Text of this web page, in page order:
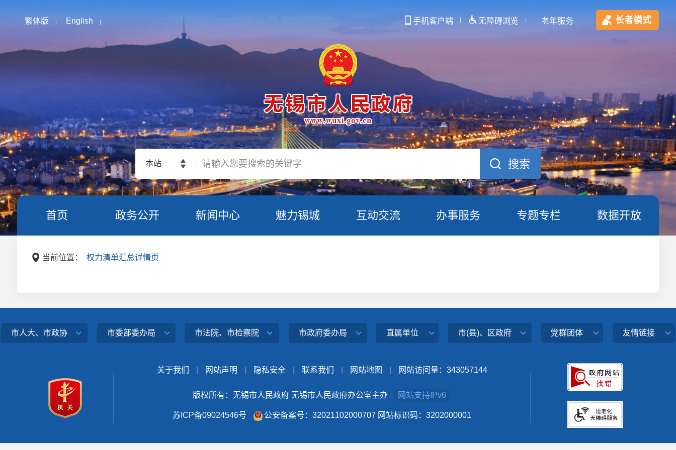
繁体版 English 手机客户端 无障碍浏览 老年服务 长者模式
本站
首页 政务公开 新闻中心 魅力锡城 互动交流 办事服务 专题专栏 数据开放
当前位置： 权力清单汇总详情页
市人大、市政协 市委部委办局 市法院、市检察院 市政府委办局 直属单位 市(县)、区政府 党群团体 友情链接
关于我们 网站声明 隐私安全 联系我们 网站地图 网站访问量： 343057144
版权所有：无锡市人民政府 无锡市人民政府办公室主办 网站支持IPv6
苏ICP备09024546号 公安备案号：32021102000707 网站标识码：3202000001